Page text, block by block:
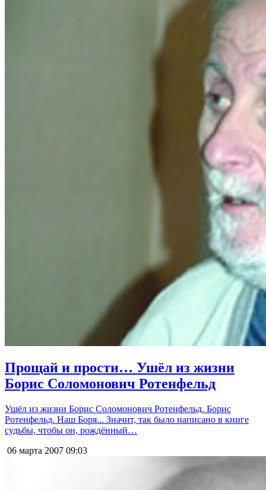
Прощай и прости… Ушёл из жизни
Борис Соломонович Ротенфельд
Ушёл из жизни Борис Соломонович Ротенфельд. Борис
Ротенфельд. Наш Боря... Значит, так было написано в книге
судьбы, чтобы он, рождённый…
06 марта 2007 09:03